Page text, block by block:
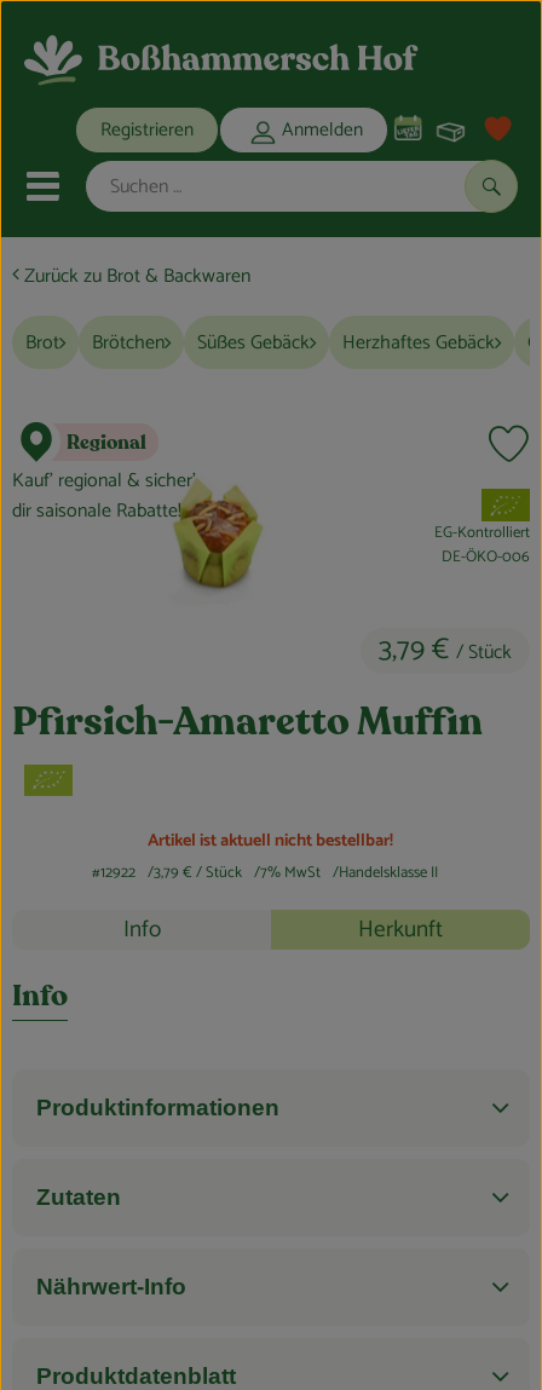
Registrieren Anmelden
Mobiles Menu öffnen oder
Bio-Kochkisten
THEMENWELTEN
ANGEBOTE
REGIONALES
Vorratskammer
Getränke
So geht’s
Zurück zu Brot & Backwaren
Brot Brötchen Süßes Gebäck Herzhaftes Gebäck
Pfirsich-Amaretto Muffin
3,79 € / Stück
Regional
Kauf’ regional & sicher’
dir saisonale Rabatte!
, Verband:
EG-Kontrolliert
, Kontrollstelle:
DE-ÖKO-006
Artikel ist aktuell nicht bestellbar!
#12922 3,79 €/ Stück 7% MwSt Handelsklasse II
Rezepte
Info Herkunft
Info
Produktinformationen
Zutaten
Nährwert-Info
Produktdatenblatt